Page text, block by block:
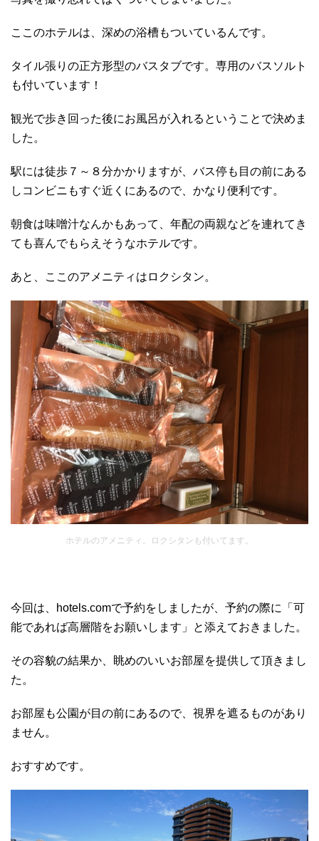
ここのホテルは、深めの浴槽もついているんです。
タイル張りの正方形型のバスタブです。専用のバスソルト
も付いています！
観光で歩き回った後にお風呂が入れるということで決めま
した。
駅には徒歩７～８分かかりますが、バス停も目の前にある
しコンビニもすぐ近くにあるので、かなり便利です。
朝食は味噌汁なんかもあって、年配の両親などを連れてき
ても喜んでもらえそうなホテルです。
あと、ここのアメニティはロクシタン。
ホテルのアメニティ。ロクシタンも付いてます。
今回は、hotels.comで予約をしましたが、予約の際に「可
能であれば高層階をお願いします」と添えておきました。
その容貌の結果か、眺めのいいお部屋を提供して頂きまし
た。
お部屋も公園が目の前にあるので、視界を遮るものがあり
ません。
おすすめです。